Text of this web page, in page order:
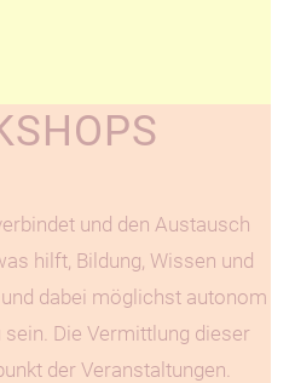
und den Austausch
hilft, Bildung, Wissen und
dabei möglichst autonom
Die Vermittlung dieser
der Veranstaltungen.